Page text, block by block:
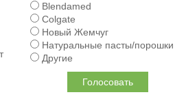
Blendamed
Colgate
Новый Жемчуг
Натуральные пасты/порошки
Другие